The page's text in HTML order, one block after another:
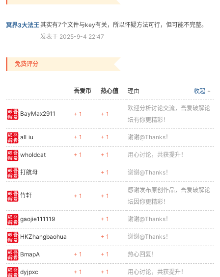
冥界3大法王其实有7个文件与key有关，所以怀疑方法可行，但可能不完整。
发表于 2025-9-4 22:47
免费评分
吾爱币 热心值 收起
理由
BayMax2911 + 1 + 1
欢迎分析讨论交流，吾爱破解论
坛有你更精彩！
alLiu + 1 + 1 谢谢@Thanks！
wholdcat + 1 + 1 用心讨论，共获提升！
打航母 + 1 谢谢@Thanks！
竹轩 + 1 + 1
感谢发布原创作品，吾爱破解论
坛因你更精彩！
gaojie111119 + 1 谢谢@Thanks！
HKZhangbaohua + 1 谢谢@Thanks！
BmapA + 1 + 1 热心回复！
dyjpxc + 1 + 1 用心讨论，共获提升！